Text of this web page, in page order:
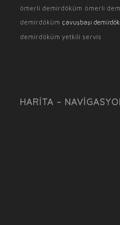
ömerli demirdöküm ömerli
demirdöküm çavuşbaşı
demirdöküm yetkili servis
HARITA –